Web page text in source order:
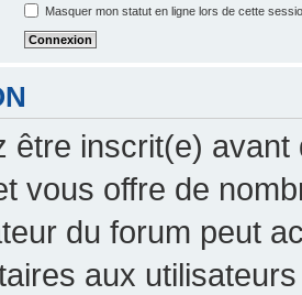
Masquer mon statut en ligne lors de cette
être inscrit(e) avant
vous offre de
du forum peut
aux